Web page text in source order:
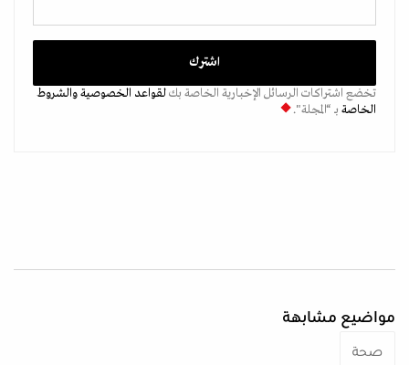
تخضع اشتراكات الرسائل الإخبارية الخاصة بكلقواعد الخصوصيةوالشروط
الخاصة بـ “المجلة".
مواضيع مشابهة
صحة